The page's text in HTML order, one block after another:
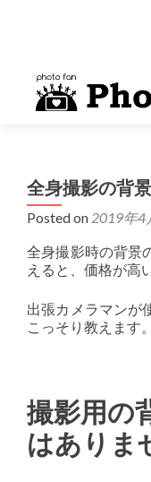
全身撮影の背
Posted on 2019年4
全身撮影時の背景
えると、価格が高
出張カメラマンが
こっそり教えます。
撮影用の
はありま